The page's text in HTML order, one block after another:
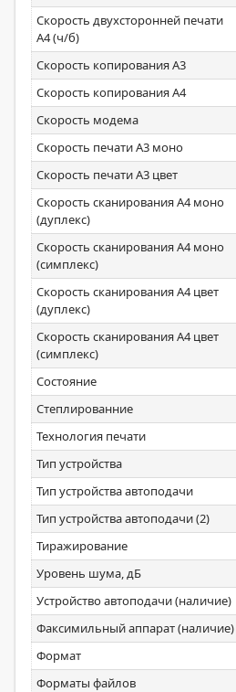
Скорость двухсторонней печати
А4 (ч/б)
Скорость копирования А3
Скорость копирования А4
Скорость модема
Скорость печати А3 моно
Скорость печати А3 цвет
Скорость сканирования А4 моно
(дуплекс)
Скорость сканирования А4 моно
(симплекс)
Скорость сканирования А4 цвет
(дуплекс)
Скорость сканирования А4 цвет
(симплекс)
Состояние
Степлированние
Технология печати
Тип устройства
Тип устройства автоподачи
Тип устройства автоподачи (2)
Тиражирование
Уровень шума, дБ
Устройство автоподачи (наличие)
Факсимильный аппарат (наличие)
Формат
Форматы файлов